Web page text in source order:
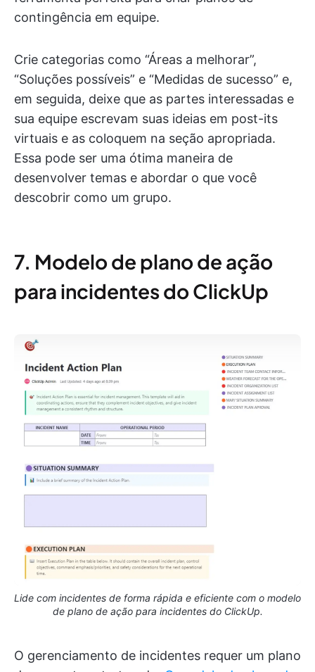
contingência em equipe.
Crie categorias como “Áreas a melhorar”,
“Soluções possíveis” e “Medidas de sucesso” e,
em seguida, deixe que as partes interessadas e
sua equipe escrevam suas ideias em post-its
virtuais e as coloquem na seção apropriada.
Essa pode ser uma ótima maneira de
desenvolver temas e abordar o que você
descobrir como um grupo.
7. Modelo de plano de ação
para incidentes do ClickUp
Lide com incidentes de forma rápida e eficiente com o modelo
de plano de ação para incidentes do ClickUp.
O gerenciamento de incidentes requer um plano